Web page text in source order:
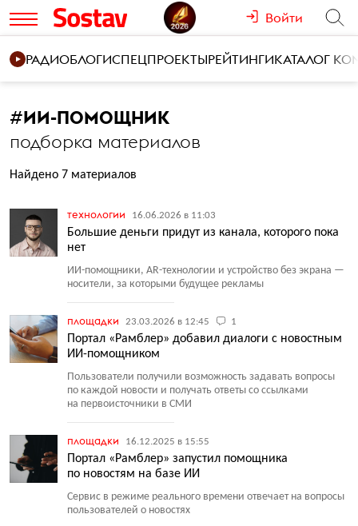
Войти
РАДИОБЛОГИСПЕЦПРОЕКТЫРЕЙТИНГИКАТАЛОГ
#ИИ-ПОМОЩНИК
подборка материалов
Найдено 7 материалов
технологии 16.06.2026 в 11:03
Большие деньги придут из канала, которого пока
нет
ИИ-помощники, AR-технологии и устройство без экрана —
носители, за которыми будущее рекламы
площадки 23.03.2026 в 12:45 1
Портал «Рамблер» добавил диалоги с новостным
ИИ-помощником
Пользователи получили возможность задавать вопросы
по каждой новости и получать ответы со ссылками
на первоисточники в СМИ
площадки 16.12.2025 в 15:55
Портал «Рамблер» запустил помощника
по новостям на базе ИИ
Сервис в режиме реального времени отвечает на вопросы
пользователей о новостях